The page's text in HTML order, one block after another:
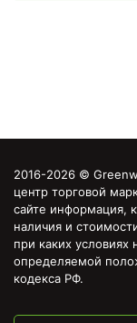
2016-2026 ©
центр торговой
сайте информация,
наличия и
при каких условиях
определяемой
кодекса РФ.